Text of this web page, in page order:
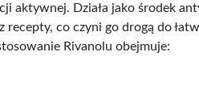
aktywnej. Działa jako środek
recepty, co czyni go drogą do
Rivanolu obejmuje: